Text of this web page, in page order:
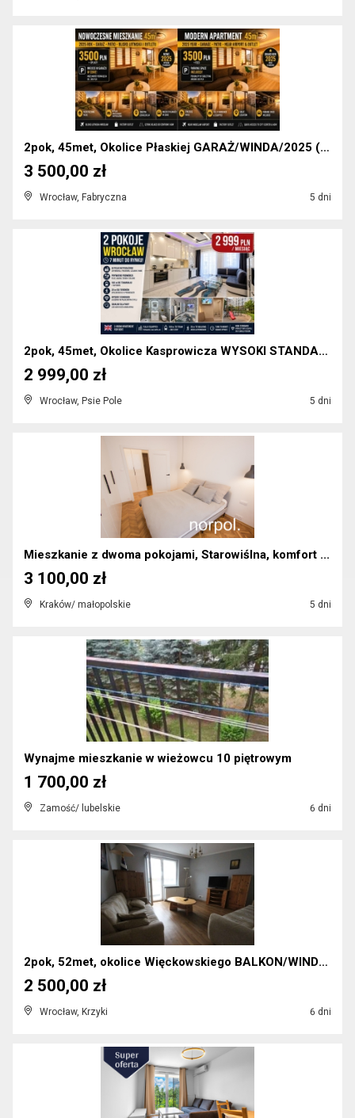
2pok, 45met, Okolice Płaskiej GARAŻ/WINDA/2025 (Wr...
Wrocław, Fabryczna 5 dni
3 500,00 zł
2pok, 45met, Okolice Kasprowicza WYSOKI STANDARD (...
Wrocław, Psie Pole 5 dni
2 999,00 zł
Mieszkanie z dwoma pokojami, Starowiślna, komfort ...
Kraków/ małopolskie 5 dni
3 100,00 zł
Wynajme mieszkanie w wieżowcu 10 piętrowym
Zamość/ lubelskie 6 dni
1 700,00 zł
2pok, 52met, okolice Więckowskiego BALKON/WINDA/PA...
Wrocław, Krzyki 6 dni
2 500,00 zł